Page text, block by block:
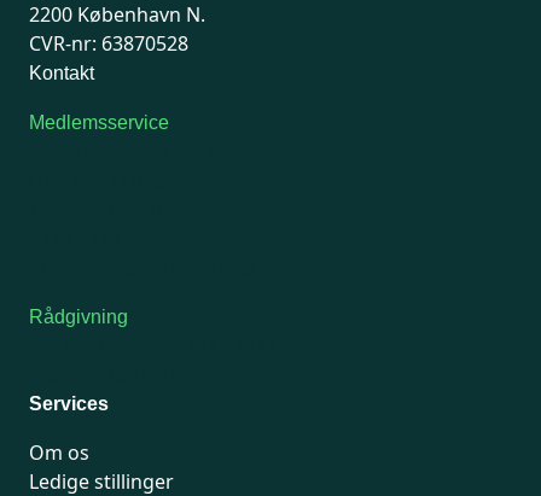
2200 København N.
CVR-nr: 63870528
Kontakt
Medlemsservice
Rådgivning
Services
Om os
Ledige stillinger